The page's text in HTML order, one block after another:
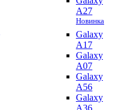
A27
Новинка
Galaxy
A17
Galaxy
A07
Galaxy
A56
Galaxy
A36